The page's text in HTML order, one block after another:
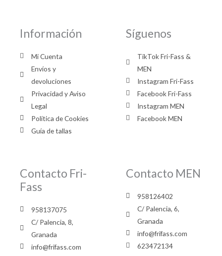
Información
Mi Cuenta
Envíos y
devoluciones
Privacidad y Aviso
Legal
Política de Cookies
Guía de tallas
Síguenos
TikTok Fri-Fass &
MEN
Instagram Fri-Fass
Facebook Fri-Fass
Instagram MEN
Facebook MEN
Contacto Fri-
Fass
958137075
C/ Palencia, 8,
Granada
info@frifass.com
Contacto MEN
958126402
C/ Palencia, 6,
Granada
info@frifass.com
623472134